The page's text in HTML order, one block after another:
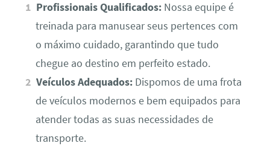
Profissionais Qualificados: Nossa equipe é
treinada para manusear seus pertences com
o máximo cuidado, garantindo que tudo
chegue ao destino em perfeito estado.
Veículos Adequados: Dispomos de uma frota
de veículos modernos e bem equipados para
atender todas as suas necessidades de
transporte.